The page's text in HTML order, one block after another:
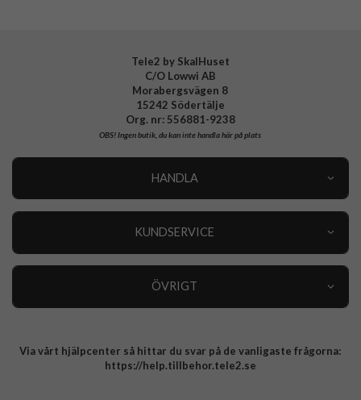
Tele2 by SkalHuset
C/O Lowwi AB
Morabergsvägen 8
15242 Södertälje
Org. nr: 556881-9238
OBS!Ingen butik, du kan inte handla här på plats
HANDLA
KUNDSERVICE
ÖVRIGT
Integritetspolicy
Via vårt hjälpcenter så hittar du svar på de vanligaste frågorna:
https://help.tillbehor.tele2.se